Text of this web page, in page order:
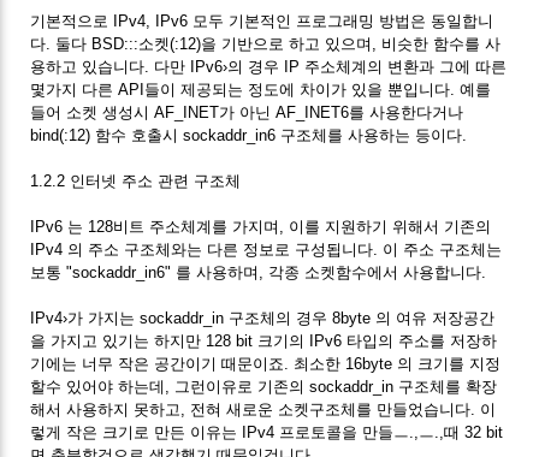
기본적으로 IPv4, IPv6 모두 기본적인 프로그래밍 방법은 동일합니
다. 둘다 BSD:::소켓(:12)을 기반으로 하고 있으며, 비슷한 함수를 사
용하고 있습니다. 다만 IPv6›의 경우 IP 주소체계의 변환과 그에 따른
몇가지 다른 API들이 제공되는 정도에 차이가 있을 뿐입니다. 예를
들어 소켓 생성시 AF_INET가 아닌 AF_INET6를 사용한다거나
bind(:12) 함수 호출시 sockaddr_in6 구조체를 사용하는 등이다.
1.2.2 인터넷 주소 관련 구조체
IPv6 는 128비트 주소체계를 가지며, 이를 지원하기 위해서 기존의
IPv4 의 주소 구조체와는 다른 정보로 구성됩니다. 이 주소 구조체는
보통 "sockaddr_in6" 를 사용하며, 각종 소켓함수에서 사용합니다.
IPv4›가 가지는 sockaddr_in 구조체의 경우 8byte 의 여유 저장공간
을 가지고 있기는 하지만 128 bit 크기의 IPv6 타입의 주소를 저장하
기에는 너무 작은 공간이기 때문이죠. 최소한 16byte 의 크기를 지정
할수 있어야 하는데, 그런이유로 기존의 sockaddr_in 구조체를 확장
해서 사용하지 못하고, 전혀 새로운 소켓구조체를 만들었습니다. 이
렇게 작은 크기로 만든 이유는 IPv4 프로토콜을 만들ㅡ.,ㅡ.,때 32 bit